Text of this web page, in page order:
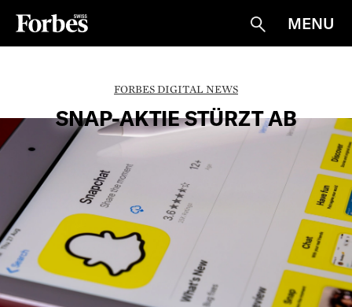
Suche
MENU
FORBES DIGITAL NEWS
SNAP-AKTIE STÜRZT AB